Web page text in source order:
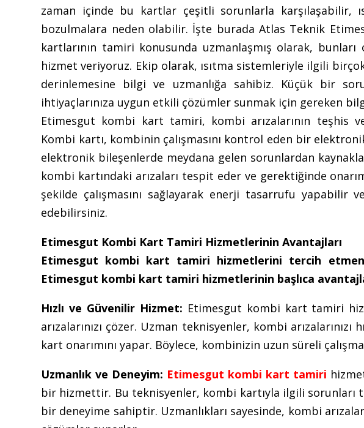
zaman içinde bu kartlar çeşitli sorunlarla karşılaşabilir,
bozulmalara neden olabilir. İşte burada Atlas Teknik
kartlarının tamiri konusunda uzmanlaşmış olarak,
hizmet veriyoruz. Ekip olarak, ısıtma sistemleriyle ilgili
derinlemesine bilgi ve uzmanlığa sahibiz. Küçük bir
ihtiyaçlarınıza uygun etkili çözümler sunmak için gereken
Etimesgut kombi kart tamiri, kombi arızalarının teşhis
Kombi kartı, kombinin çalışmasını kontrol eden bir
elektronik bileşenlerde meydana gelen sorunlardan
kombi kartındaki arızaları tespit eder ve gerektiğinde
şekilde çalışmasını sağlayarak enerji tasarrufu yapabilir
edebilirsiniz.
Etimesgut Kombi Kart Tamiri Hizmetlerinin Avantajları
Etimesgut kombi kart tamiri hizmetlerini tercih
Etimesgut kombi kart tamiri hizmetlerinin başlıca
Hızlı ve Güvenilir Hizmet: Etimesgut kombi kart tamiri
arızalarınızı çözer. Uzman teknisyenler, kombi
kart onarımını yapar. Böylece, kombinizin uzun süreli
Uzmanlık ve Deneyim: Etimesgut kombi kart tamiri
bir hizmettir. Bu teknisyenler, kombi kartıyla ilgili sorunları
bir deneyime sahiptir. Uzmanlıkları sayesinde, kombi